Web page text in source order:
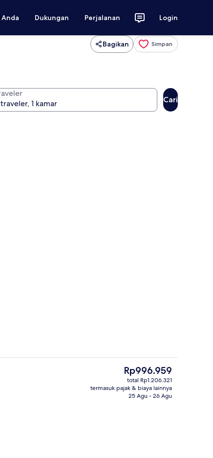
Dukungan Perjalanan Login
Bagikan Simpan
Cari
Eksterior
Harga
saat
ini
Rp996.959
Rp996.959
total Rp1.206.321
termasuk pajak & biaya lainnya
25 Agu - 26 Agu